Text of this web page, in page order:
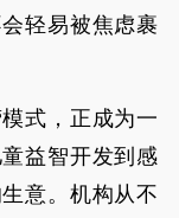
轻易被焦虑裹
式，正成为一
益智开发到感
意。机构从不